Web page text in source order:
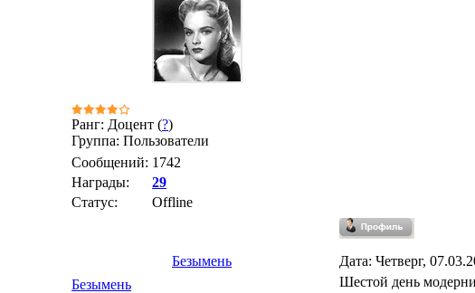
Ранг: Доцент (?)
Группа: Пользователи
Сообщений: 1742
Награды:
29
Статус:
Offline
Безымень Дата: Четверг,
Безымень
Шестой день